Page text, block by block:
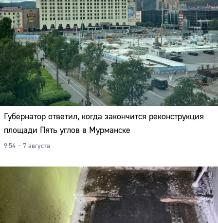
Губернатор ответил, когда закончится реконструкция
площади Пять углов в Мурманске
9:54 – 7 августа